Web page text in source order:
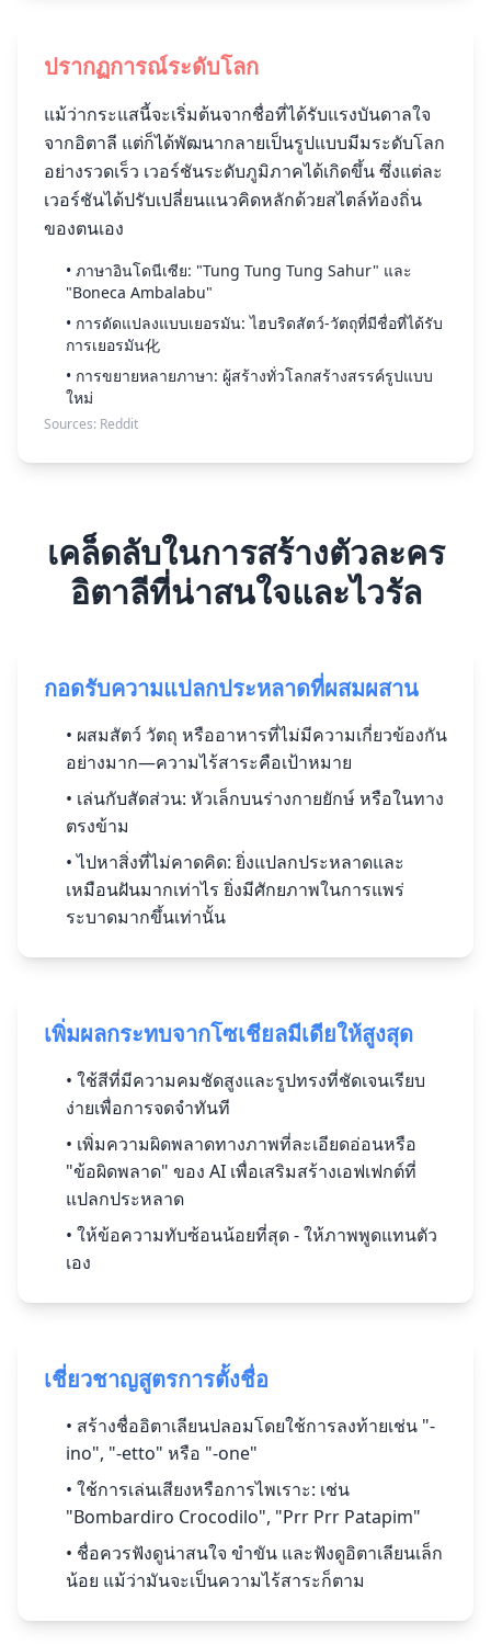
ปรากฏการณ์ระดับโลก
แม้ว่ากระแสนี้จะเริ่มต้นจากชื่อที่ได้รับแรงบันดาลใจ
จากอิตาลี แต่ก็ได้พัฒนากลายเป็นรูปแบบมีมระดับโลก
อย่างรวดเร็ว เวอร์ชันระดับภูมิภาคได้เกิดขึ้น ซึ่งแต่ละ
เวอร์ชันได้ปรับเปลี่ยนแนวคิดหลักด้วยสไตล์ท้องถิ่น
ของตนเอง
• ภาษาอินโดนีเซีย: "Tung Tung Tung Sahur" และ
"Boneca Ambalabu"
• การดัดแปลงแบบเยอรมัน: ไฮบริดสัตว์-วัตถุที่มีชื่อที่ได้รับ
การเยอรมัน化
• การขยายหลายภาษา: ผู้สร้างทั่วโลกสร้างสรรค์รูปแบบ
ใหม่
Sources: Reddit
เคล็ดลับในการสร้างตัวละคร
อิตาลีที่น่าสนใจและไวรัล
กอดรับความแปลกประหลาดที่ผสมผสาน
• ผสมสัตว์ วัตถุ หรืออาหารที่ไม่มีความเกี่ยวข้องกัน
อย่างมาก—ความไร้สาระคือเป้าหมาย
• เล่นกับสัดส่วน: หัวเล็กบนร่างกายยักษ์ หรือในทาง
ตรงข้าม
• ไปหาสิ่งที่ไม่คาดคิด: ยิ่งแปลกประหลาดและ
เหมือนฝันมากเท่าไร ยิ่งมีศักยภาพในการแพร่
ระบาดมากขึ้นเท่านั้น
เพิ่มผลกระทบจากโซเชียลมีเดียให้สูงสุด
• ใช้สีที่มีความคมชัดสูงและรูปทรงที่ชัดเจนเรียบ
ง่ายเพื่อการจดจำทันที
• เพิ่มความผิดพลาดทางภาพที่ละเอียดอ่อนหรือ
"ข้อผิดพลาด" ของ AI เพื่อเสริมสร้างเอฟเฟกต์ที่
แปลกประหลาด
• ให้ข้อความทับซ้อนน้อยที่สุด - ให้ภาพพูดแทนตัว
เอง
เชี่ยวชาญสูตรการตั้งชื่อ
• สร้างชื่ออิตาเลียนปลอมโดยใช้การลงท้ายเช่น "-
ino", "-etto" หรือ "-one"
• ใช้การเล่นเสียงหรือการไพเราะ: เช่น
"Bombardiro Crocodilo", "Prr Prr Patapim"
• ชื่อควรฟังดูน่าสนใจ ขำขัน และฟังดูอิตาเลียนเล็ก
น้อย แม้ว่ามันจะเป็นความไร้สาระก็ตาม